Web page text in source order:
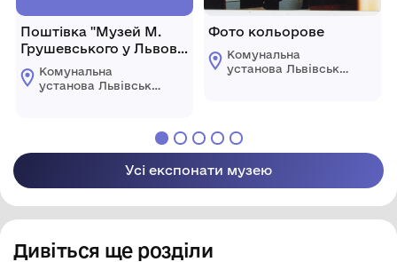
Поштівка "Музей М.
Грушевського у Львові
( осінній краєвид )"
Комунальна
установа Львівської
Грушевського у
Фото кольорове
Комунальна
установа Львівської
Грушевського у
Львові"
Усі експонати музею
Дивіться ще розділи